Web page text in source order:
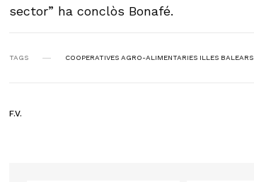
sector” ha conclòs Bonafé.
TAGS COOPERATIVES AGRO-ALIMENTARIES ILLES BALEARS
F.V.